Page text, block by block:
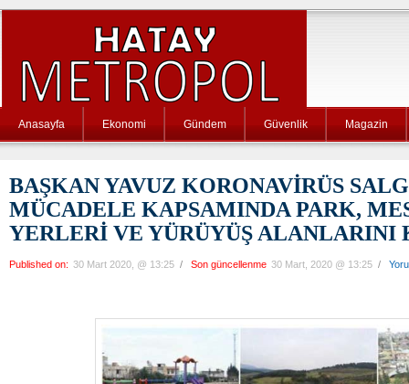
Anasayfa Ekonomi Gündem Güvenlik Magazin
BAŞKAN YAVUZ KORONAVİRÜS
MÜCADELE KAPSAMINDA PARK,
YERLERİ VE YÜRÜYÜŞ ALANLARINI
Published on: 30 Mart 2020, @ 13:25 / Son güncellenme 30 Mart, 2020 @ 13:25 /